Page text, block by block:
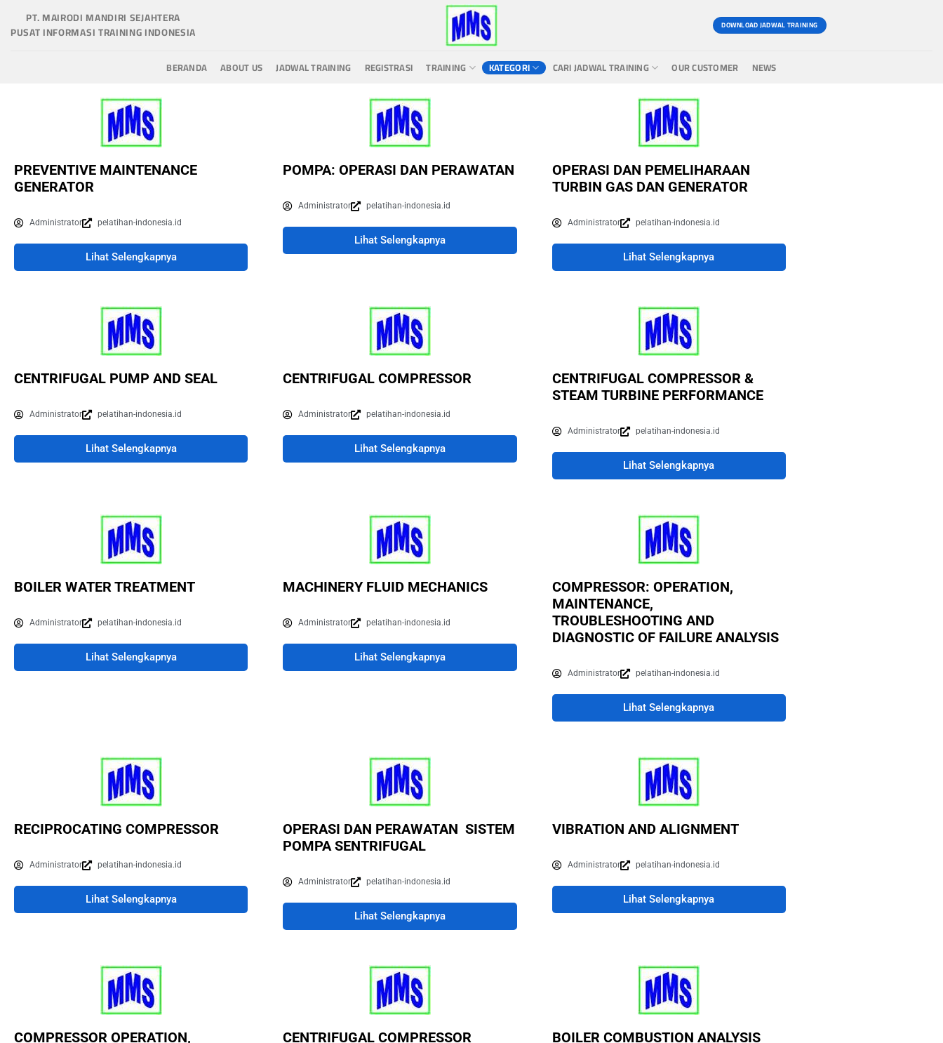
PT. MAIRODI MANDIRI SEJAHTERA
PUSAT INFORMASI TRAINING INDONESIA
DOWNLOAD JADWAL TRAINING
BERANDA ABOUT US JADWAL TRAINING REGISTRASI TRAINING KATEGORI CARI JADWAL TRAINING OUR CUSTOMER NEWS
PREVENTIVE MAINTENANCE
GENERATOR
Administrator pelatihan-indonesia.id
Lihat Selengkapnya
POMPA: OPERASI DAN PERAWATAN
Administrator pelatihan-indonesia.id
Lihat Selengkapnya
OPERASI DAN PEMELIHARAAN
TURBIN GAS DAN GENERATOR
Administrator pelatihan-indonesia.id
Lihat Selengkapnya
CENTRIFUGAL PUMP AND SEAL
Administrator pelatihan-indonesia.id
Lihat Selengkapnya
CENTRIFUGAL COMPRESSOR
Administrator pelatihan-indonesia.id
Lihat Selengkapnya
CENTRIFUGAL COMPRESSOR &
STEAM TURBINE PERFORMANCE
Administrator pelatihan-indonesia.id
Lihat Selengkapnya
BOILER WATER TREATMENT
Administrator pelatihan-indonesia.id
Lihat Selengkapnya
MACHINERY FLUID MECHANICS
Administrator pelatihan-indonesia.id
Lihat Selengkapnya
COMPRESSOR: OPERATION,
MAINTENANCE,
TROUBLESHOOTING AND
DIAGNOSTIC OF FAILURE ANALYSIS
Administrator pelatihan-indonesia.id
Lihat Selengkapnya
RECIPROCATING COMPRESSOR
Administrator pelatihan-indonesia.id
Lihat Selengkapnya
OPERASI DAN PERAWATAN SISTEM
POMPA SENTRIFUGAL
Administrator pelatihan-indonesia.id
Lihat Selengkapnya
VIBRATION AND ALIGNMENT
Administrator pelatihan-indonesia.id
Lihat Selengkapnya
COMPRESSOR OPERATION,
CENTRIFUGAL COMPRESSOR
BOILER COMBUSTION ANALYSIS